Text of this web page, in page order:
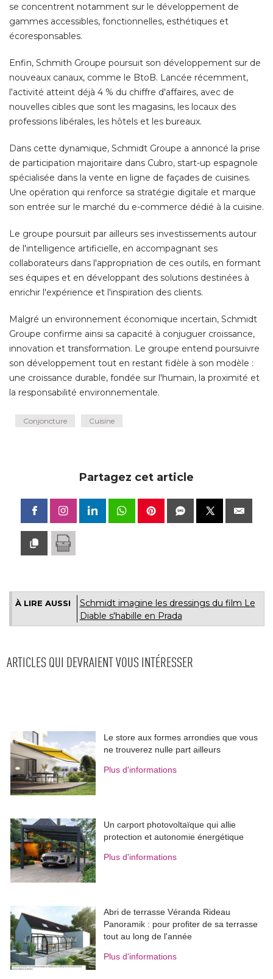
se concentrent notamment sur le développement de
gammes accessibles, fonctionnelles, esthétiques et
écoresponsables.
Enfin, Schmith Groupe poursuit son développement sur de
nouveaux canaux, comme le BtoB. Lancée récemment,
l'activité atteint déjà 4 % du chiffre d'affaires, avec de
nouvelles cibles que sont les magasins, les locaux des
professions libérales, les hôtels et les bureaux.
Dans cette dynamique, Schmidt Groupe a annoncé la prise
de participation majoritaire dans Cubro, start-up espagnole
spécialisée dans la vente en ligne de façades de cuisines.
Une opération qui renforce sa stratégie digitale et marque
son entrée sur le marché du e-commerce dédié à la cuisine.
Le groupe poursuit par ailleurs ses investissements autour
de l'intelligence artificielle, en accompagnant ses
collaborateurs dans l'appropriation de ces outils, en formant
ses équipes et en développant des solutions destinées à
enrichir l'expérience et l'inspiration des clients.
Malgré un environnement économique incertain, Schmidt
Groupe confirme ainsi sa capacité à conjuguer croissance,
innovation et transformation. Le groupe entend poursuivre
son développement tout en restant fidèle à son modèle :
une croissance durable, fondée sur l'humain, la proximité et
la responsabilité environnementale.
Conjoncture Cuisine
Partagez cet article
À LIRE AUSSI
Schmidt imagine les dressings du film Le
Diable s'habille en Prada
ARTICLES QUI DEVRAIENT VOUS INTÉRESSER
Le store aux formes arrondies que vous
ne trouverez nulle part ailleurs
Plus d'informations
Un carport photovoltaïque qui allie
protection et autonomie énergétique
Plus d'informations
Abri de terrasse Véranda Rideau
Panoramik : pour profiter de sa terrasse
tout au long de l'année
Plus d'informations